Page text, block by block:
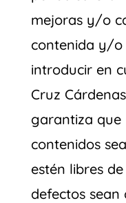
mejoras y/o
contenida y/o
introducir en
Cruz
garantiza que
contenidos
estén libres
defectos sean